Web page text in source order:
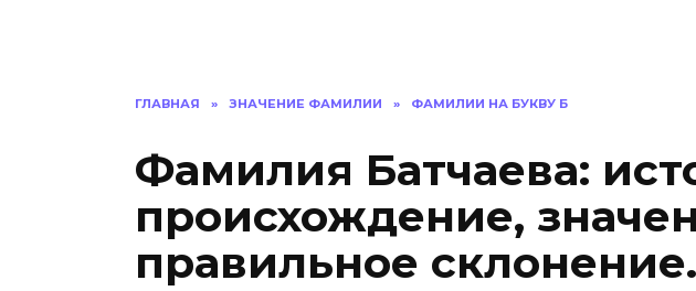
ГЛАВНАЯ » ЗНАЧЕНИЕ ФАМИЛИИ » ФАМИЛИИ НА БУКВУ Б
Фамилия Батчаева:
происхождение,
правильное склонение.